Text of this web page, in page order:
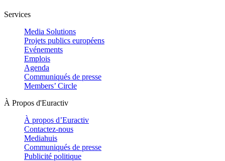
Services
Media Solutions
Projets publics européens
Evénements
Emplois
Agenda
Communiqués de presse
Members’ Circle
À Propos d'Euractiv
À propos d’Euractiv
Contactez-nous
Mediahuis
Communiqués de presse
Publicité politique